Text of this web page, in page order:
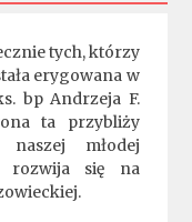
tych, którzy
erygowana w
bp Andrzeja F.
ta przybliży
młodej
rozwija się na